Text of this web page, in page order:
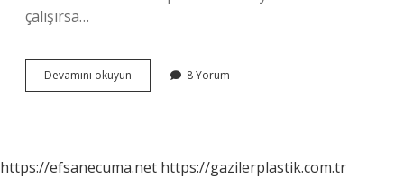
çalışırsa…
Devamını okuyun
Yolda
8 Yorum
https://efsanecuma.net https://gazilerplastik.com.tr